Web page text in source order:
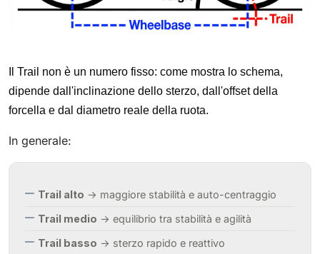
Il Trail non è un numero fisso: come mostra lo schema,
dipende dall'inclinazione dello sterzo, dall'offset della
forcella e dal diametro reale della ruota.
In generale:
Trail alto → maggiore stabilità e auto-centraggio
Trail medio → equilibrio tra stabilità e agilità
Trail basso → sterzo rapido e reattivo